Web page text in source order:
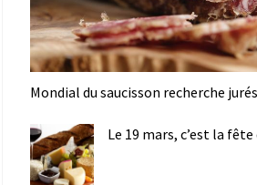
Mondial du saucisson recherche
Le 19 mars, c’est la